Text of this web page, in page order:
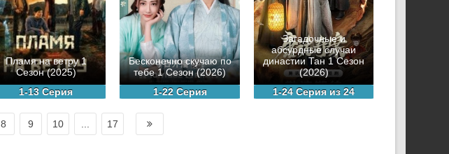
Пламя на ветру 1
Сезон (2025)
1-13 Серия
Бесконечно скучаю по
тебе 1 Сезон (2026)
1-22 Серия
Загадочные и
абсурдные случаи
династии Тан 1 Сезон
(2026)
1-24 Серия из 24
8 9 10 17